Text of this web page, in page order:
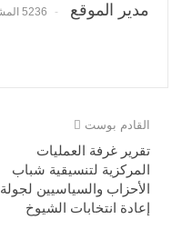
مدير الموقع 5236 المشاركات
القادم بوست
تقرير غرفة العمليات
المركزية لتنسيقية شباب
الأحزاب والسياسيين لجولة
إعادة انتخابات الشيوخ